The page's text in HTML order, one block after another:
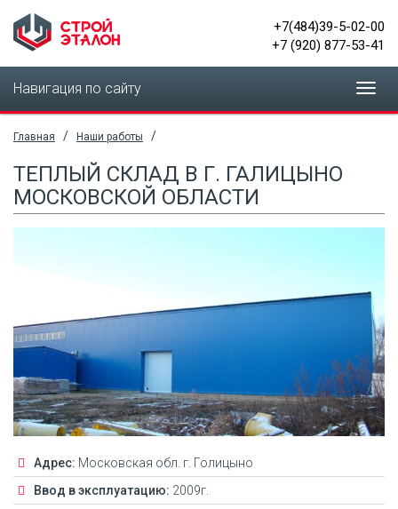
+7(484)39-5-02-00
+7 (920) 877-53-41
Навигация по сайту
Главная / Наши работы /
ТЕПЛЫЙ СКЛАД В Г. ГАЛИЦЫНО
МОСКОВСКОЙ ОБЛАСТИ
Адрес: Московская обл. г. Голицыно
Ввод в эксплуатацию: 2009г.